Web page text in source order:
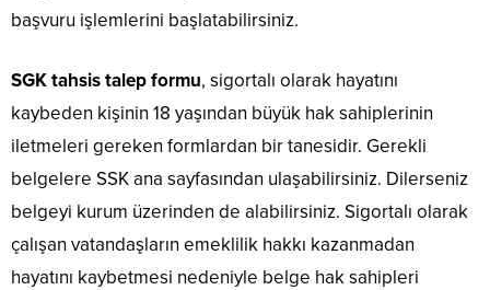
başvuru işlemlerini başlatabilirsiniz.
SGK tahsis talep formu, sigortalı olarak hayatını
kaybeden kişinin 18 yaşından büyük hak sahiplerinin
iletmeleri gereken formlardan bir tanesidir. Gerekli
belgelere SSK ana sayfasından ulaşabilirsiniz. Dilerseniz
belgeyi kurum üzerinden de alabilirsiniz. Sigortalı olarak
çalışan vatandaşların emeklilik hakkı kazanmadan
hayatını kaybetmesi nedeniyle belge hak sahipleri